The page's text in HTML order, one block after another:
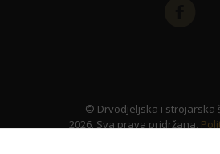
© Drvodjeljska i strojarska
2026. Sva prava pridržana.